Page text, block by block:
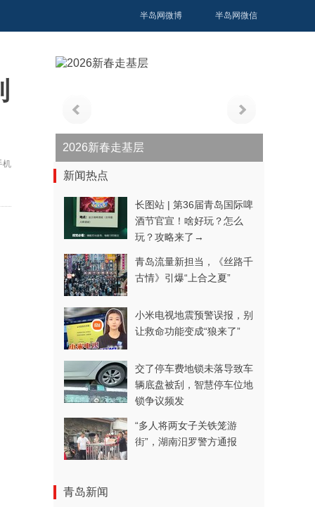
半岛网微博 半岛网微信
机
青春逐梦正当时——聚焦2026年中...
新闻热点
长图站 | 第36届青岛国际啤
酒节官宣！啥好玩？怎么
玩？攻略来了→
青岛流量新担当，《丝路千
古情》引爆“上合之夏”
小米电视地震预警误报，别
让救命功能变成“狼来了”
交了停车费地锁未落导致车
辆底盘被刮，智慧停车位地
锁争议频发
“多人将两女子关铁笼游
街”，湖南汨罗警方通报
青岛新闻